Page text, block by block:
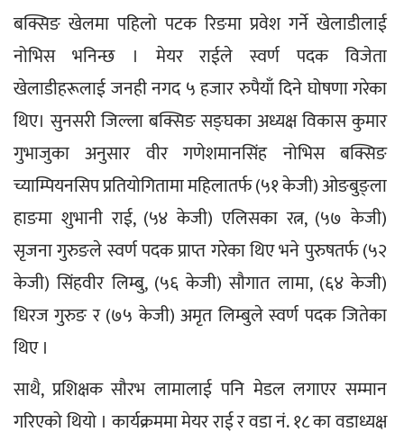
बक्सिङ खेलमा पहिलो पटक रिङमा प्रवेश गर्ने खेलाडीलाई
नोभिस भनिन्छ । मेयर राईले स्वर्ण पदक विजेता
खेलाडीहरूलाई जनही नगद ५ हजार रुपैयाँ दिने घोषणा गरेका
थिए। सुनसरी जिल्ला बक्सिङ सङ्घका अध्यक्ष विकास कुमार
गुभाजुका अनुसार वीर गणेशमानसिंह नोभिस बक्सिङ
च्याम्पियनसिप प्रतियोगितामा महिलातर्फ (५१ केजी) ओङबुङ्ला
हाङमा शुभानी राई, (५४ केजी) एलिसका रत्न, (५७ केजी)
सृजना गुरुङले स्वर्ण पदक प्राप्त गरेका थिए भने पुरुषतर्फ (५२
केजी) सिंहवीर लिम्बु, (५६ केजी) सौगात लामा, (६४ केजी)
धिरज गुरुङ र (७५ केजी) अमृत लिम्बुले स्वर्ण पदक जितेका
थिए ।
साथै, प्रशिक्षक सौरभ लामालाई पनि मेडल लगाएर सम्मान
गरिएको थियो । कार्यक्रममा मेयर राई र वडा नं. १८ का वडाध्यक्ष